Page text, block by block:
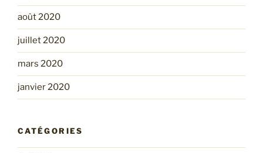
août 2020
juillet 2020
mars 2020
janvier 2020
CATÉGORIES